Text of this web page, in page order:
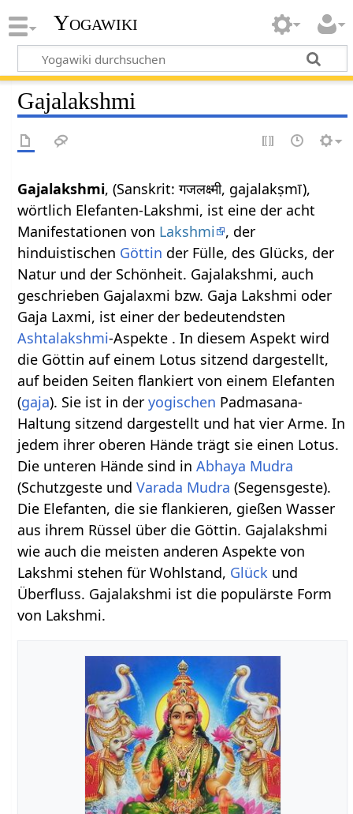
Yogawiki
Gajalakshmi
Gajalakshmi, (Sanskrit: गजलक्ष्मी, gajalakṣmī),
wörtlich Elefanten-Lakshmi, ist eine der acht
Manifestationen von Lakshmi
, der
hinduistischen Göttin der Fülle, des Glücks, der
Natur und der Schönheit. Gajalakshmi, auch
geschrieben Gajalaxmi bzw. Gaja Lakshmi oder
Gaja Laxmi, ist einer der bedeutendsten
Ashtalakshmi-Aspekte . In diesem Aspekt wird
die Göttin auf einem Lotus sitzend dargestellt,
auf beiden Seiten flankiert von einem Elefanten
(gaja). Sie ist in deryogischen Padmasana-
Haltung sitzend dargestellt und hat vier Arme. In
jedem ihrer oberen Hände trägt sie einen Lotus.
Die unteren Hände sind inAbhaya Mudra
(Schutzgeste undVarada Mudra (Segensgeste).
Die Elefanten, die sie flankieren, gießen Wasser
aus ihrem Rüssel über die Göttin. Gajalakshmi
wie auch die meisten anderen Aspekte von
Lakshmi stehen für Wohlstand, Glück und
Überfluss. Gajalakshmi ist die populärste Form
von Lakshmi.